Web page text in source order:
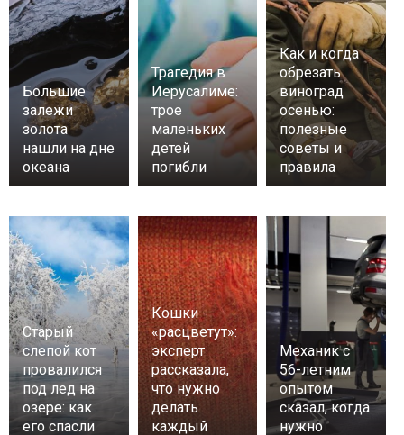
Большие
залежи
золота
нашли на дне
океана
Трагедия в
Иерусалиме:
трое
маленьких
детей
погибли
Как и когда
обрезать
виноград
осенью:
полезные
советы и
правила
Старый
слепой кот
провалился
под лед на
озере: как
его спасли
Кошки
«расцветут»:
эксперт
рассказала,
что нужно
делать
каждый
Механик с
56-летним
опытом
сказал, когда
нужно